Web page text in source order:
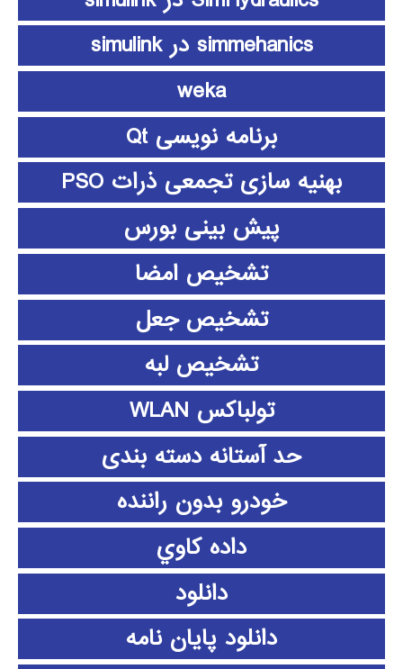
simmehanics در simulink
weka
برنامه نویسی Qt
بهنیه سازی تجمعی ذرات PSO
پیش بینی بورس
تشخیص امضا
تشخیص جعل
تشخیص لبه
تولباکس WLAN
حد آستانه دسته بندی
خودرو بدون راننده
داده كاوي
دانلود
دانلود پايان نامه